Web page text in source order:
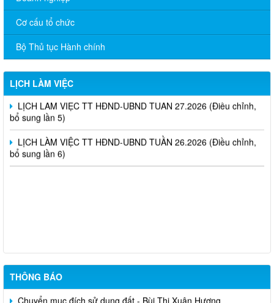
Cơ cấu tổ chức
Bộ Thủ tục Hành chính
LỊCH LÀM VIỆC
LỊCH LÀM VIỆC TT HĐND-UBND TUẦN 30.2026 (Điều chỉnh,
bổ sung lần 4)
LỊCH LÀM VIỆC TT HĐND-UBND TUẦN 28.2026 (Điều chỉnh,
bổ sung lần 6)
LỊCH LÀM VIỆC TT HĐND-UBND TUẦN 27.2026 (Điều chỉnh,
bổ sung lần 5)
LỊCH LÀM VIỆC TT HĐND-UBND TUẦN 26.2026 (Điều chỉnh,
bổ sung lần 6)
THÔNG BÁO
Quyết định chuyển mục đích - nguyễn văn nhân
Chuyển mục đích sử dụng đất - Bùi Thị Xuân Hương